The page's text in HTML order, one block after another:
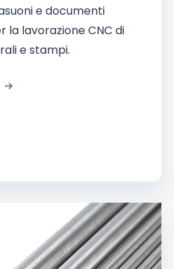
e documenti
la lavorazione CNC di
e stampi.